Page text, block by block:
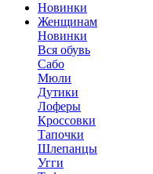
Новинки
Женщинам
Новинки
Вся обувь
Сабо
Мюли
Дутики
Лоферы
Кроссовки
Тапочки
Шлепанцы
Угги